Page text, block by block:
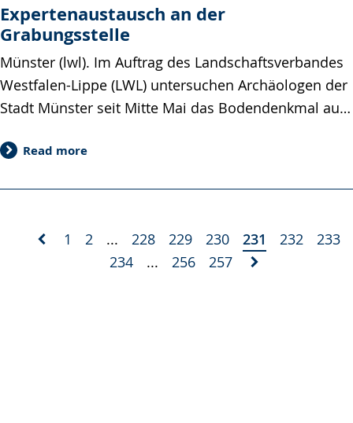
Expertenaustausch an der
Grabungsstelle
Münster (lwl). Im Auftrag des Landschaftsverbandes
Westfalen-Lippe (LWL) untersuchen Archäologen der
Stadt Münster seit Mitte Mai das Bodendenkmal au…
Read more
1 2 ... 228 229 230 231 232
233
234
... 256 257